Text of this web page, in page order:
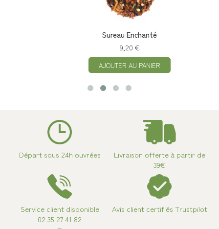
Départ sous 24h ouvrées
Livraison offerte à partir de
39€
Service client disponible
02 35 27 41 82
Avis client certifiés Trustpilot